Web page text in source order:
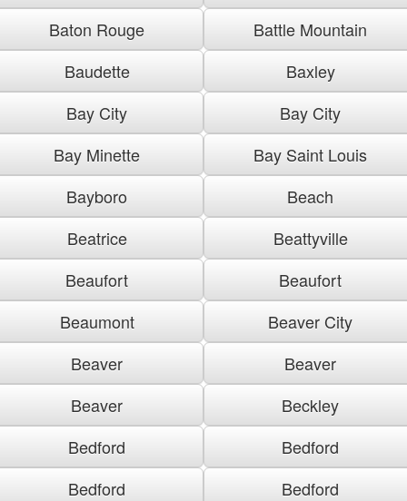
Baton Rouge
Battle Mountain
Baudette
Baxley
Bay City
Bay City
Bay Minette
Bay Saint Louis
Bayboro
Beach
Beatrice
Beattyville
Beaufort
Beaufort
Beaumont
Beaver City
Beaver
Beaver
Beaver
Beckley
Bedford
Bedford
Bedford
Bedford